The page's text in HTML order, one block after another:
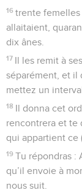
16 trente femelles
allaitaient,
dix ânes.
17 Il les remit à
séparément, et il
mettez un
18 Il donna cet
rencontrera et te
qui appartient ce
19 Tu répondras :
qu’il envoie à
nous suit.